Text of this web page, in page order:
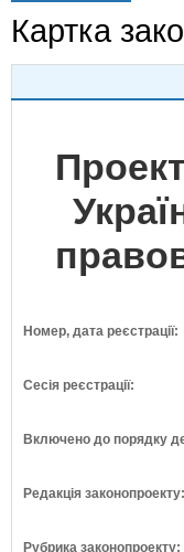
Картка
Номер, дата реєстрації:
Сесія реєстрації:
Включено до порядку
Редакція законопроекту:
Рубрика законопроекту: